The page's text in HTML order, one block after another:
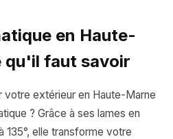
en Haute-
qu'il faut savoir
votre extérieur en Haute-Marne
? Grâce à ses lames en
135°, elle transforme votre